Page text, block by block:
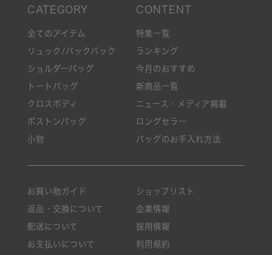
全てのアイテム
リュック/バックパック
ショルダーバッグ
トートバッグ
クロスボディ
ボストンバッグ
小物
特集一覧
ランキング
今月のおすすめ
新商品一覧
ニュース・メディア掲載
ロングセラー
バッグのお手入れ方法
お買い物ガイド
返品・交換について
配送について
お支払いについて
ショップリスト
企業情報
採用情報
利用規約